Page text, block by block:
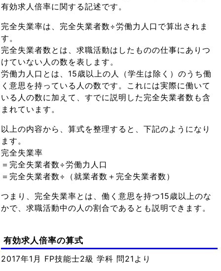
有効求人倍率に関する記述です。
完全失業率は、完全失業者数÷労働力人口で算出されま
す。
完全失業者数とは、求職活動はしたものの仕事にありつ
けていない人の数を表します。
労働力人口とは、15歳以上の人（学生は除く）のうち働
く意思を持っている人の数です。これには実際に働いて
いる人の数に加えて、すでに説明した完全失業者数も含
まれています。
以上の内容から、算式を整理すると、下記のようになり
ます。
完全失業率
＝完全失業者数÷労働力人口
＝完全失業者数÷（就業者数＋完全失業者数）
つまり、完全失業率とは、働く意思を持つ15歳以上のな
かで、求職活動中の人の割合であるとも説明できます。
有効求人倍率の算式
2017年1月 FP技能士2級 学科 問21より